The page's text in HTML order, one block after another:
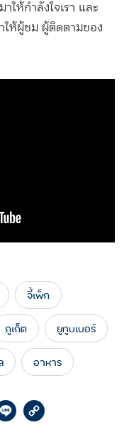
ให้กำลังใจเรา และ
ให้ผู้ชม ผู้ติดตามของ
จี้เพ็ก
ภูเก็ต ยูทูบเบอร์
อาหาร
Line